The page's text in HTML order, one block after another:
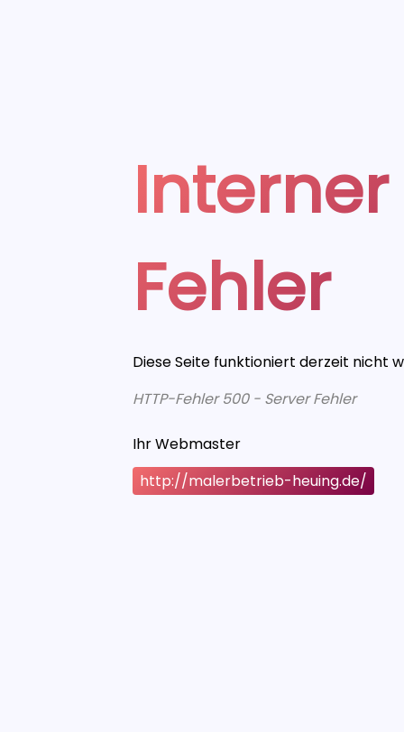
Fehler
Diese Seite funktioniert derzeit nicht
HTTP-Fehler 500 - Server Fehler
Ihr Webmaster
http://malerbetrieb-heuing.de/